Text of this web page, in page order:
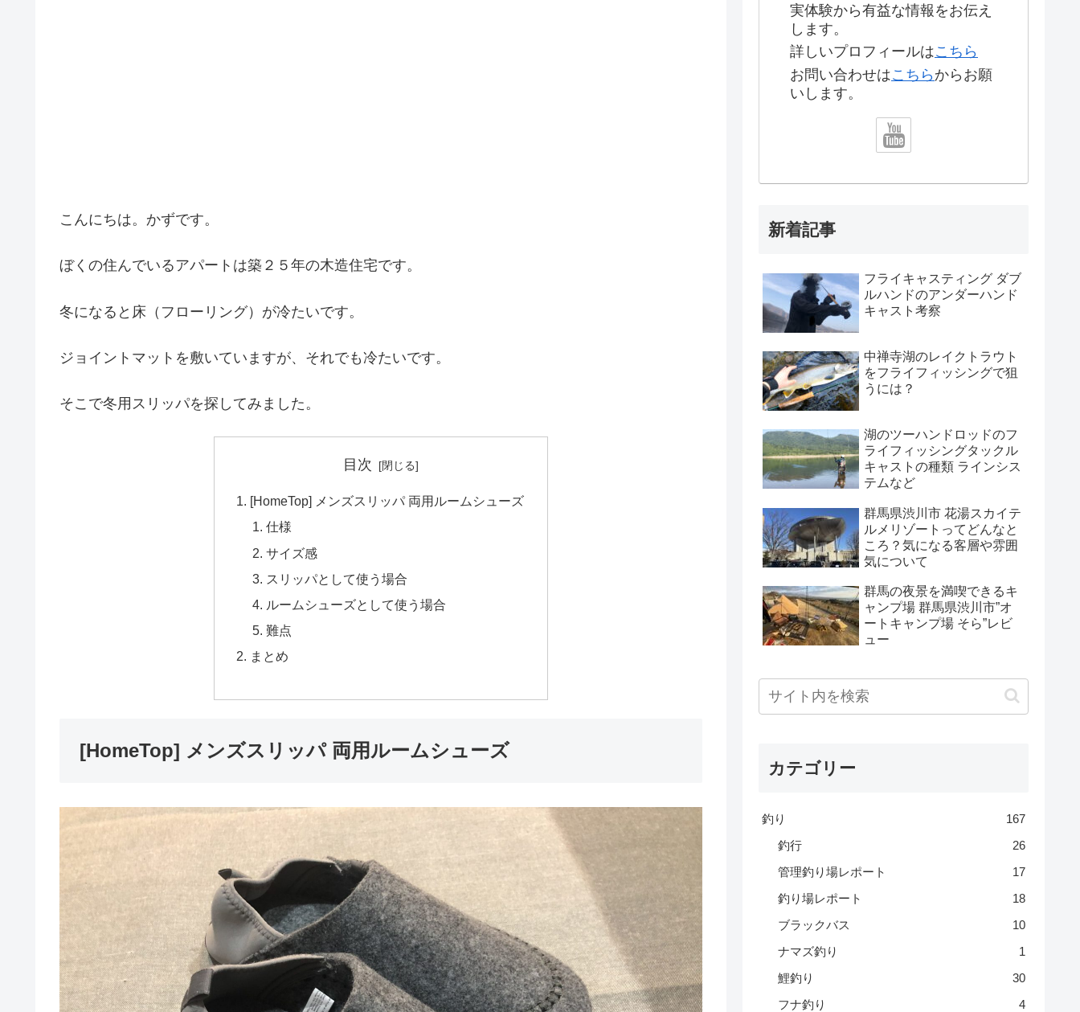
こんにちは。かずです。
ぼくの住んでいるアパートは築２５年の木造住宅です。
冬になると床（フローリング）が冷たいです。
ジョイントマットを敷いていますが、それでも冷たいです。
そこで冬用スリッパを探してみました。
目次
[HomeTop] メンズスリッパ 両用ルームシューズ
仕様
サイズ感
スリッパとして使う場合
ルームシューズとして使う場合
難点
まとめ
[HomeTop] メンズスリッパ 両用ルームシューズ
実体験から有益な情報をお伝え
します。
詳しいプロフィールはこちら
お問い合わせはこちら からお願
いします。
新着記事
フライキャスティング ダブ
ルハンドのアンダーハンド
キャスト考察
中禅寺湖のレイクトラウト
をフライフィッシングで狙
うには？
湖のツーハンドロッドのフ
ライフィッシングタックル
キャストの種類 ラインシス
テムなど
群馬県渋川市 花湯スカイテ
ルメリゾートってどんなと
ころ？気になる客層や雰囲
気について
群馬の夜景を満喫できるキ
ャンプ場 群馬県渋川市”オ
ートキャンプ場 そら”レビ
ュー
カテゴリー
釣り
167
釣行
26
管理釣り場レポート
17
釣り場レポート
18
ブラックバス
10
ナマズ釣り
1
鯉釣り
30
フナ釣り
4